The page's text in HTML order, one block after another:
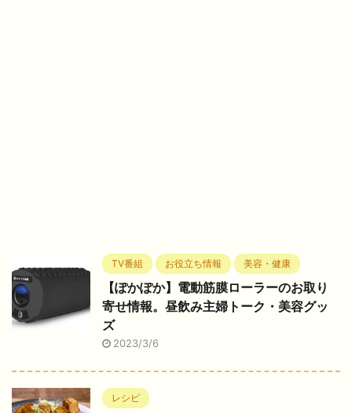
TV番組 お役立ち情報 美容・健康
【ぽかぽか】電動筋膜ローラーのお取り
寄せ情報。昼飲み主婦トーク・美容グッ
ズ
2023/3/6
レシピ